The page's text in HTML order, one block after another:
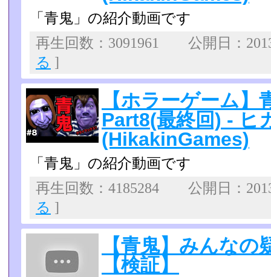
「青鬼」の紹介動画です
再生回数：3091961 公開日：
る ]
【ホラーゲーム
Part8(最終回) - ヒ
(HikakinGames)
「青鬼」の紹介動画です
再生回数：4185284 公開日：
る ]
【青鬼】みんな
【検証】